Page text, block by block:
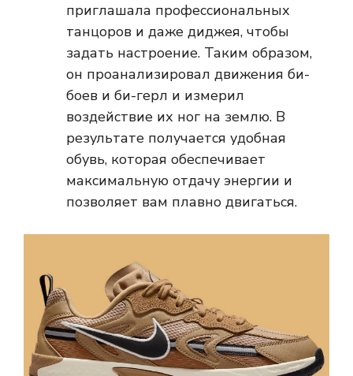
приглашала профессиональных
танцоров и даже диджея, чтобы
задать настроение. Таким образом,
он проанализировал движения би-
боев и би-герл и измерил
воздействие их ног на землю. В
результате получается удобная
обувь, которая обеспечивает
максимальную отдачу энергии и
позволяет вам плавно двигаться.